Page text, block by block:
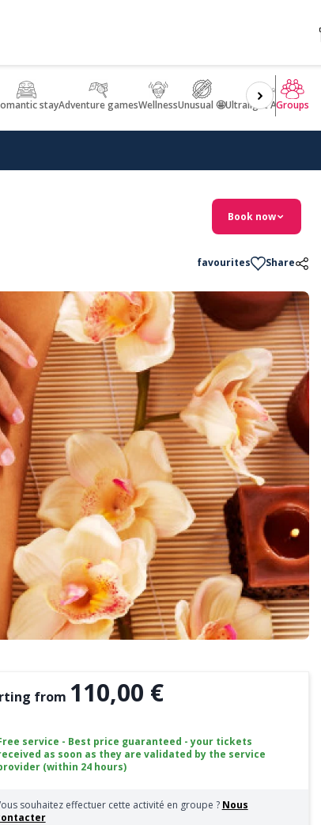
stayAdventure gamesWellnessUnusual 🤩Ultralight Aircraft
Groups
Book now
favourites Share
from 110,00 €
service - Best price guaranteed - your tickets
as soon as they are validated by the service
(within 24 hours)
souhaitez effectuer cette activité en groupe ? Nous